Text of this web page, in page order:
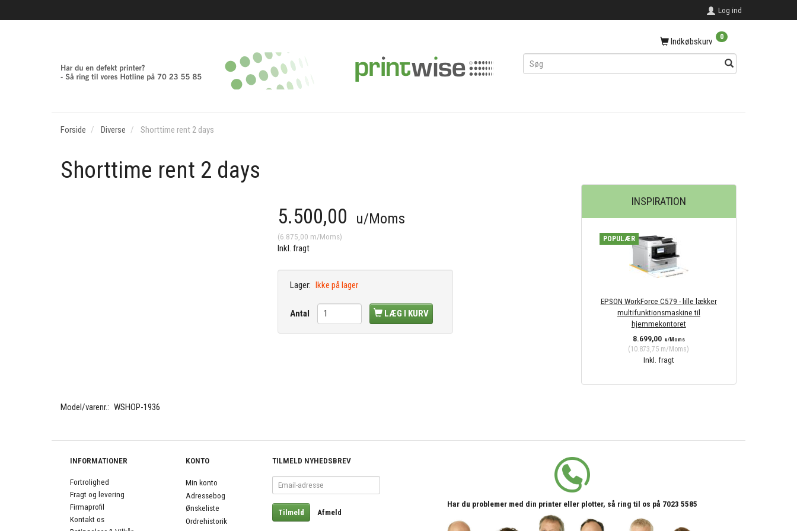
Log ind
Indkøbskurv 0
Forside Diverse Shorttime rent 2 days
Shorttime rent 2 days
Model/varenr.: WSHOP-1936
5.500,00 u/Moms
(6.875,00 m/Moms)
Inkl. fragt
Lager: Ikke på lager
Antal LÆG I KURV
INSPIRATION
POPULÆR
EPSON WorkForce C579 - lille lækker
multifunktionsmaskine til
hjemmekontoret
8.699,00 u/Moms
(10.873,75 m/Moms)
Inkl. fragt
INFORMATIONER
Fortrolighed
Fragt og levering
Firmaprofil
Kontakt os
KONTO
Min konto
Adressebog
Ønskeliste
Ordrehistorik
TILMELD NYHEDSBREV
Email-
adresse
Tilmeld Afmeld
Har du problemer med din printer eller plotter, så ring til os på 7023 5585